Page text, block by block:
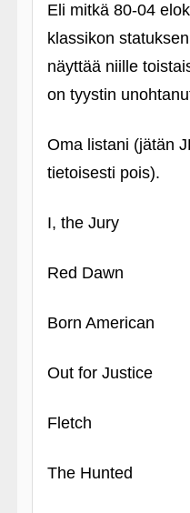
Eli mitkä 80-04
klassikon
näyttää niille
on tyystin
Oma listani (jätän
tietoisesti pois).
I, the Jury
Red Dawn
Born American
Out for Justice
Fletch
The Hunted